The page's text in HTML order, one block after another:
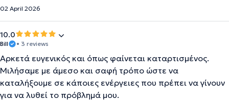
02 April 2026
10.0
Bill • 3 reviews
Αρκετά ευγενικός και όπως φαίνεται καταρτισμένος.
Μιλήσαμε με άμεσο και σαφή τρόπο ώστε να
καταλήξουμε σε κάποιες ενέργειες που πρέπει να γίνουν
για να λυθεί το πρόβλημά μου.